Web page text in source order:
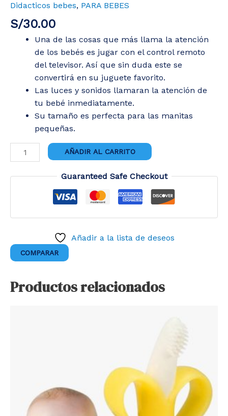
Didacticos bebes, PARA BEBES
S/30.00
Una de las cosas que más llama la atención
de los bebés es jugar con el control remoto
del televisor. Así que sin duda este se
convertirá en su juguete favorito.
Las luces y sonidos llamaran la atención de
tu bebé inmediatamente.
Su tamaño es perfecta para las manitas
pequeñas.
CONTROL
REMOTO
CARITAS
AÑADIR AL CARRITO
Guaranteed Safe Checkout
Añadir a la lista de deseos
COMPARAR
Productos relacionados